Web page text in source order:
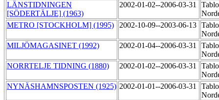
LÄNSTIDNINGEN
[SÖDERTÄLJE] (1963)
2002-01-02--2006-03-31
METRO [STOCKHOLM] (1995)
2002-10-09--2003-06-13
MILJÖMAGASINET (1992)
2002-01-04--2006-03-31
NORRTELJE TIDNING (1880)
2002-01-02--2006-03-31
NYNÄSHAMNSPOSTEN (1925) 2002-01-01--2006-03-31